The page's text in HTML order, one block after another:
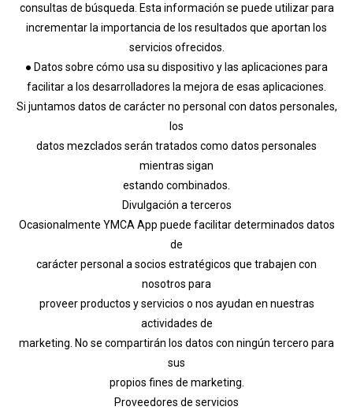
consultas de búsqueda. Esta información se puede utilizar para
incrementar la importancia de los resultados que aportan los
servicios ofrecidos.
● Datos sobre cómo usa su dispositivo y las aplicaciones para
facilitar a los desarrolladores la mejora de esas aplicaciones.
Si juntamos datos de carácter no personal con datos personales,
los
datos mezclados serán tratados como datos personales
mientras sigan
estando combinados.
Divulgación a terceros
Ocasionalmente YMCA App puede facilitar determinados datos
de
carácter personal a socios estratégicos que trabajen con
nosotros para
proveer productos y servicios o nos ayudan en nuestras
actividades de
marketing. No se compartirán los datos con ningún tercero para
sus
propios fines de marketing.
Proveedores de servicios